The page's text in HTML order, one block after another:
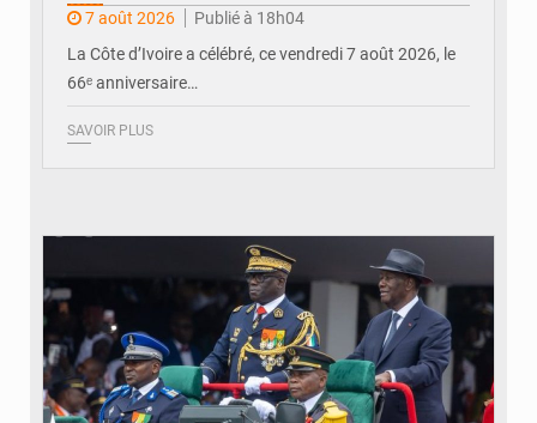
internationale au défilé de
Yopougon
7 août 2026
Publié à 18h04
La Côte d’Ivoire a célébré, ce vendredi 7 août 2026, le
66ᵉ anniversaire…
SAVOIR PLUS